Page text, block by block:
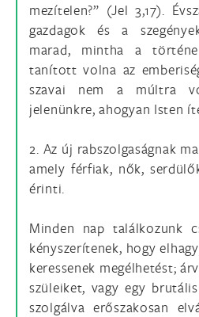
mezítelen?” (Jel 3,17).
gazdagok és a
marad, mintha a
tanított volna az
szavai nem a múltra
jelenünkre, ahogyan Isten
2. Az új rabszolgaságnak
amely férfiak, nők,
érinti.
Minden nap találkozunk
kényszerítenek, hogy
keressenek megélhetést;
szüleiket, vagy egy
szolgálva erőszakosan